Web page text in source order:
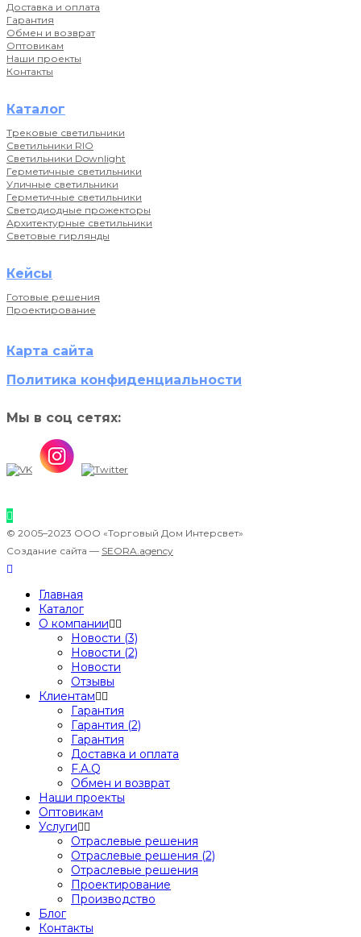
Доставка и оплата
Гарантия
Обмен и возврат
Оптовикам
Наши проекты
Контакты
Каталог
Трековые светильники
Светильники RIO
Светильники Downlight
Герметичные светильники
Уличные светильники
Герметичные светильники
Светодиодные прожекторы
Архитектурные светильники
Световые гирлянды
Кейсы
Готовые решения
Проектирование
Карта сайта
Политика конфиденциальности
Мы в соц сетях:
© 2005–2023 ООО «Торговый Дом Интерсвет»
Создание сайта — SEORA.agency
Главная
Каталог
О компании
Новости (3)
Новости (2)
Новости
Отзывы
Клиентам
Гарантия
Гарантия (2)
Гарантия
Доставка и оплата
F.A.Q
Обмен и возврат
Наши проекты
Оптовикам
Услуги
Отраслевые решения
Отраслевые решения (2)
Отраслевые решения
Проектирование
Производство
Блог
Контакты